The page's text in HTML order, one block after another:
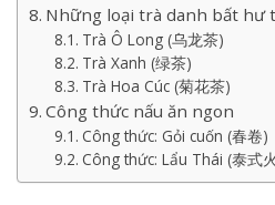
Những loại trà danh bất hư
Trà Ô Long (乌龙茶)
Trà Xanh (绿茶)
Trà Hoa Cúc (菊花茶)
Công thức nấu ăn ngon
Công thức: Gỏi cuốn (春卷)
Công thức: Lẩu Thái (泰式